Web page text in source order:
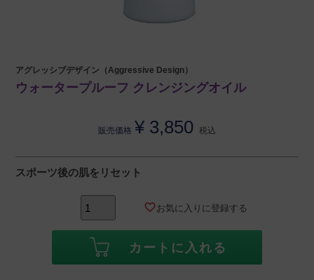
アグレッシブデザイン（Aggressive Design）
ウォータープルーフ クレンジングオイル
販売価格 ¥ 3,850 税込
スポーツ後の肌をリセット
お気に入りに登録する
カートに入れる